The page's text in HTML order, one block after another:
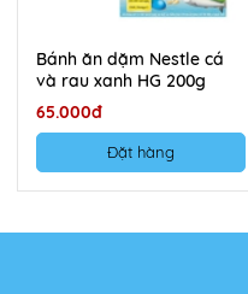
Bánh ăn dặm Nestle cá
và rau xanh HG 200g
65.000đ
Đặt hàng